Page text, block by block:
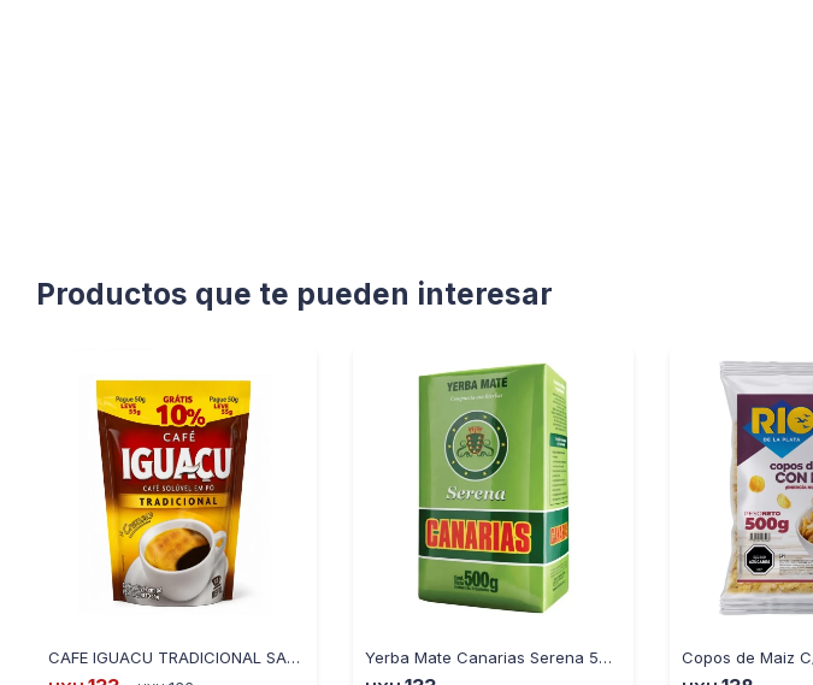
Productos que te pueden interesar
CAFE IGUACU TRADICIONAL SACHET 55GRS Yerba Mate Canarias Serena 500GR